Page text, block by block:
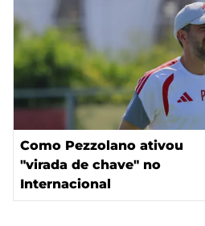
Como Pezzolano ativou
"virada de chave" no
Internacional